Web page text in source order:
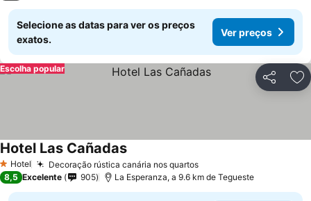
Selecione as datas para ver os preços
exatos.
Ver preços
Partilhar
Escolha popular
1 Estrelas
Hotel Decoração rústica canária nos quartos
Hotel Las Cañadas
8,5 Excelente 905 La Esperanza, a 9.6 km de Tegueste